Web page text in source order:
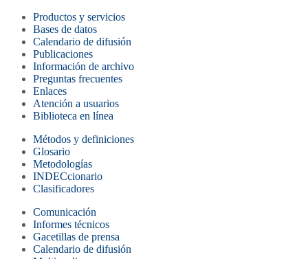
Productos y servicios
Bases de datos
Calendario de difusión
Publicaciones
Información de archivo
Preguntas frecuentes
Enlaces
Atención a usuarios
Biblioteca en línea
Métodos y definiciones
Glosario
Metodologías
INDECcionario
Clasificadores
Comunicación
Informes técnicos
Gacetillas de prensa
Calendario de difusión